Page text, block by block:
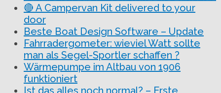
🔴 A Campervan Kit delivered to your
door
Beste Boat Design Software – Update
Fahrradergometer: wieviel Watt sollte
man als Segel-Sportler schaffen ?
Wärmepumpe im Altbau von 1906
funktioniert
Ist das alles noch normal? – Erste